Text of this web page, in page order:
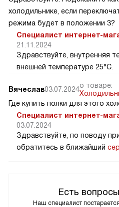
Есть
Наш специалист
холодильнике, если
режима будет в положении 3?
Специалист интернет-
21.11.2024
Здравствуйте, внутренняя
внешней температуре 25°C.
Вячеслав03.07.2024о товаре:
Где купить полки для этого
Специалист интернет-
03.07.2024
Здравствуйте, по поводу
обратитесь в ближайший